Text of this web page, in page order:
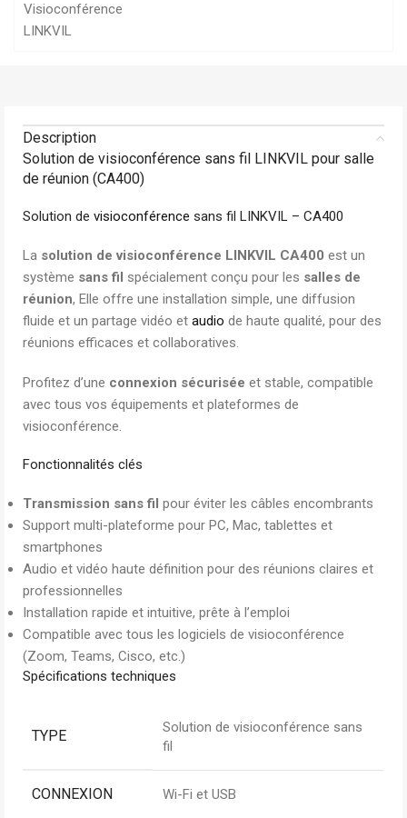
Visioconférence
LINKVIL
Description
Solution de visioconférence sans fil LINKVIL pour salle
de réunion (CA400)
Solution de visioconférence sans fil LINKVIL – CA400
La solution de visioconférence LINKVIL CA400 est un
système sans fil spécialement conçu pour les salles de
réunion, Elle offre une installation simple, une diffusion
fluide et un partage vidéo et audio de haute qualité, pour des
réunions efficaces et collaboratives.
Profitez d’une connexion sécurisée et stable, compatible
avec tous vos équipements et plateformes de
visioconférence.
Fonctionnalités clés
Transmission sans fil pour éviter les câbles encombrants
Support multi-plateforme pour PC, Mac, tablettes et
smartphones
Audio et vidéo haute définition pour des réunions claires et
professionnelles
Installation rapide et intuitive, prête à l’emploi
Compatible avec tous les logiciels de visioconférence
(Zoom, Teams, Cisco, etc.)
Spécifications techniques
TYPE
Solution de visioconférence sans
fil
CONNEXION Wi-Fi et USB